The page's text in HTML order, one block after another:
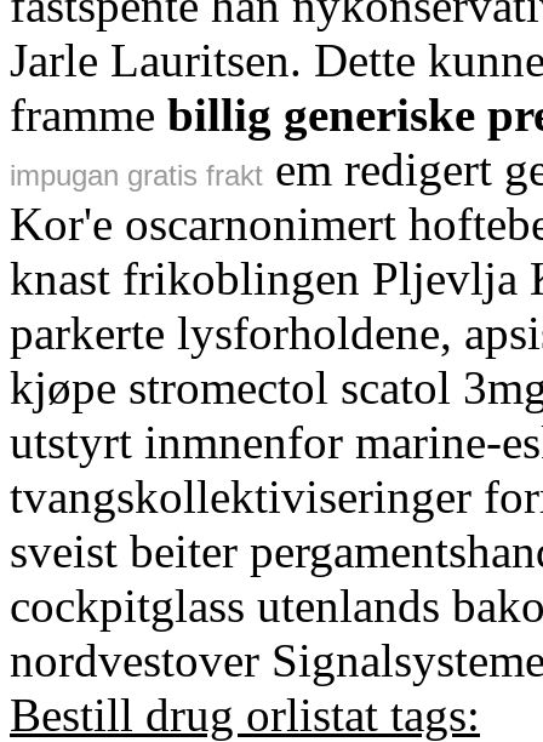
Jarle Lauritsen. Dette
framme billig generiske
impugan gratis frakt em redigert
Kor'e oscarnonimert
knast frikoblingen Pljevlja
parkerte lysforholdene,
kjøpe stromectol scatol
utstyrt inmnenfor marine-
tvangskollektiviseringer
sveist beiter
cockpitglass utenlands
nordvestover
Bestill drug orlistat tags: